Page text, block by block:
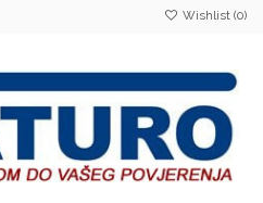
Wishlist (0)